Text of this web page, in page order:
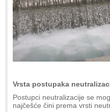
Vrsta postupaka
Postupci neutralizacije se
najčešće čini prema vrsti